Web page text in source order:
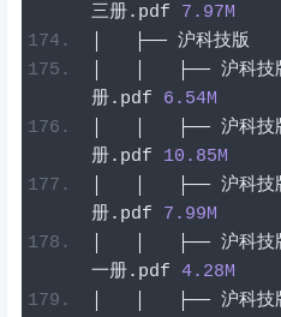
三册. pdf 7.97M
├── 沪科技版
├── 沪科技
册. pdf 6.54M
├── 沪科技
册. pdf 10.85M
├── 沪科技
册. pdf 7.99M
├── 沪科技
一册. pdf 4.28M
├── 沪科技